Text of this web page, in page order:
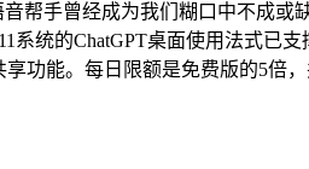
帮手曾经成为我们糊口中不成
系统的ChatGPT桌面使用法式已
功能。每日限额是免费版的5倍